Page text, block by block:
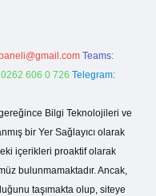
Teams:
606 0 726 Telegram:
Bilgi Teknolojileri ve
bir Yer Sağlayıcı olarak
içerikleri proaktif olarak
bulunmamaktadır. Ancak,
taşımakta olup, siteye